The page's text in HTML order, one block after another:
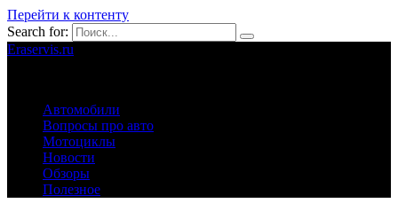
Перейти к контенту
Search for:
Eraservis.ru
Автомобили
Вопросы про авто
Мотоциклы
Новости
Обзоры
Полезное